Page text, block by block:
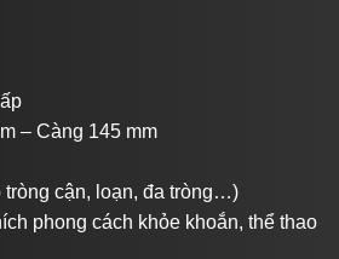
– Càng 145 mm
tròng cận, loạn, đa tròng…)
phong cách khỏe khoắn, thể thao